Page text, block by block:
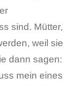
sind. Mütter,
weil sie
dann sagen:
mein eines